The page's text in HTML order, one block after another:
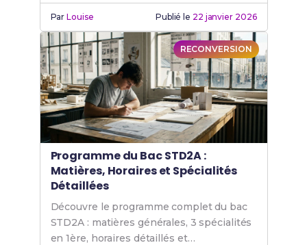
et Grand oral expliqués simplement.
ParLouise Publié le 22 janvier 2026
RECONVERSION
Programme du Bac STD2A :
Matières, Horaires et Spécialités
Détaillées
Découvre le programme complet du bac
STD2A : matières générales, 3 spécialités
en 1ère, horaires détaillés et